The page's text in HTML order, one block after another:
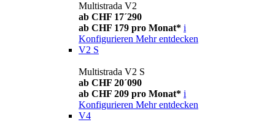
Multistrada V2
ab CHF 17´290
ab CHF 179 pro Monat* i
Konfigurieren Mehr entdecken
V2 S
Multistrada V2 S
ab CHF 20´090
ab CHF 209 pro Monat* i
Konfigurieren Mehr entdecken
V4